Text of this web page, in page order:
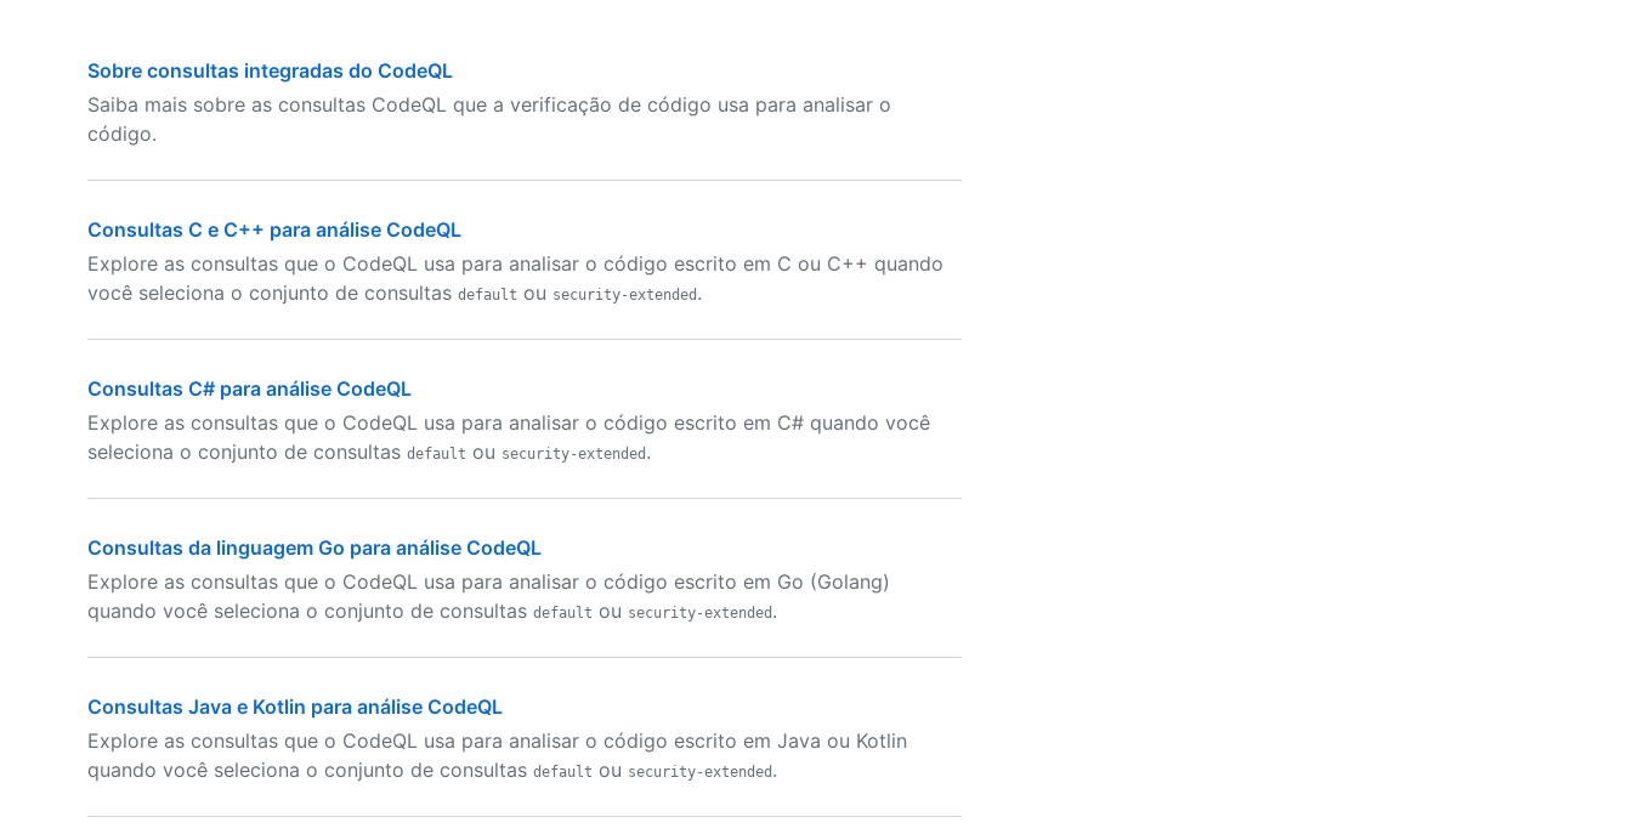
Sobre consultas integradas do CodeQL
Saiba mais sobre as consultas CodeQL que a verificação de código usa para analisar o
código.
Consultas C e C++ para análise CodeQL
Explore as consultas que o CodeQL usa para analisar o código escrito em C ou C++ quando
você seleciona o conjunto de consultas default ou security-extended .
Consultas C# para análise CodeQL
Explore as consultas que o CodeQL usa para analisar o código escrito em C# quando você
seleciona o conjunto de consultas default ou security-extended .
Consultas da linguagem Go para análise CodeQL
Explore as consultas que o CodeQL usa para analisar o código escrito em Go (Golang)
quando você seleciona o conjunto de consultas default ou security-extended .
Consultas Java e Kotlin para análise CodeQL
Explore as consultas que o CodeQL usa para analisar o código escrito em Java ou Kotlin
quando você seleciona o conjunto de consultas default ou security-extended .